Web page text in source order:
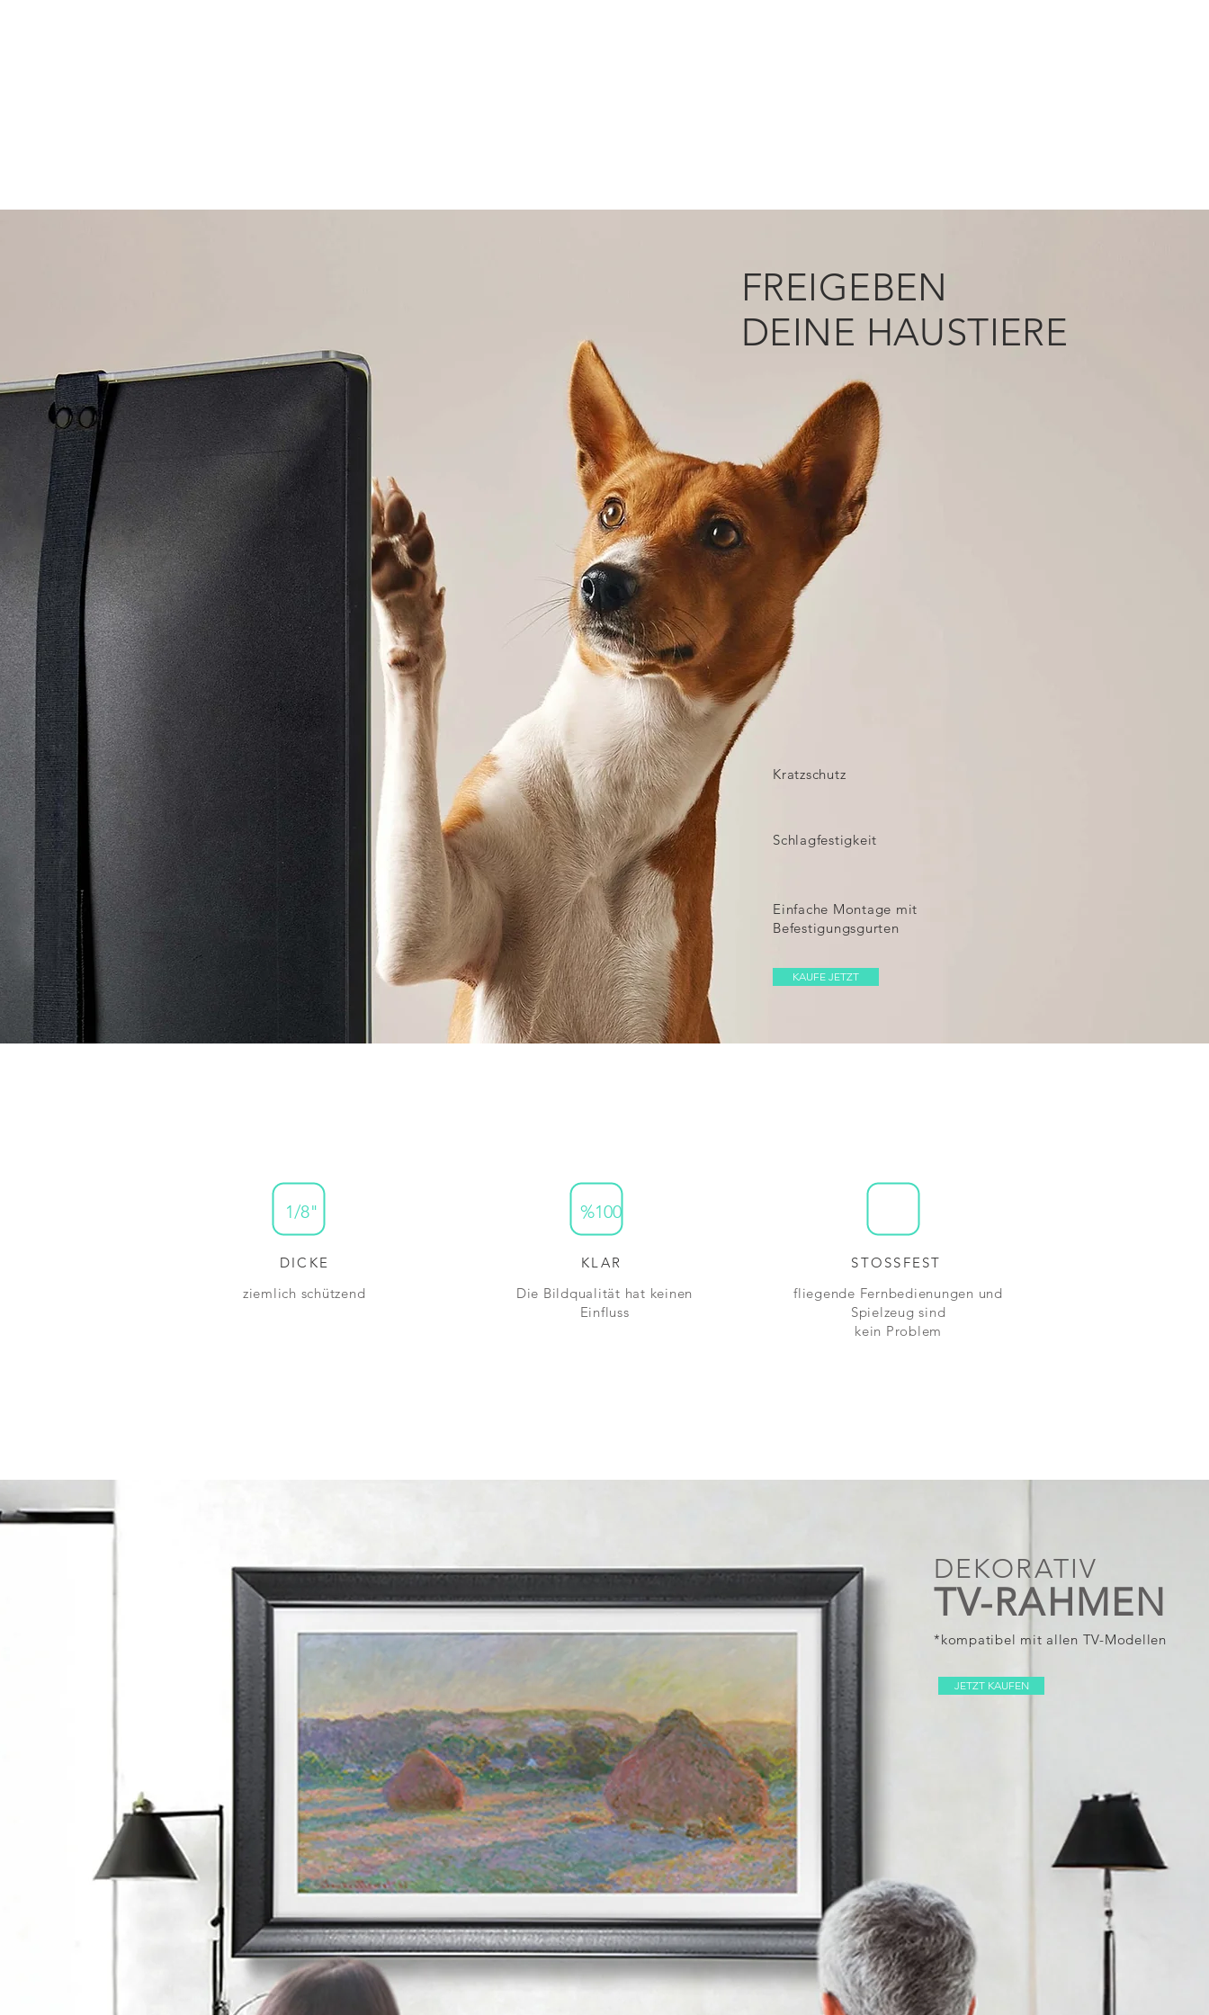
FREIGEBEN
DEINE HAUSTIERE
Kratzschutz
Schlagfestigkeit
Einfache Montage mit
Befestigungsgurten
KAUFE JETZT
1/8"
DICKE
ziemlich schützend
%100
KLAR
Die Bildqualität hat keinen
Einfluss
STOSSFEST
fliegende Fernbedienungen und
Spielzeug sind
kein Problem
DEKORATIV
TV-RAHMEN
*kompatibel mit allen TV-Modellen
JETZT KAUFEN